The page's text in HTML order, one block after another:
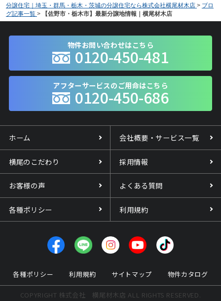
分譲住宅｜埼玉・群馬・栃木・茨城の分譲住宅なら株式会社横尾材木店 > ブロ
グ記事一覧 > 【佐野市・栃木市】最新分譲地情報｜横尾材木店
物件お問い合わせはこちら
0120-450-481
アフターサービスのご用命はこちら
0120-450-686
ホーム 会社概要・サービス一覧
横尾のこだわり 採用情報
お客様の声 よくある質問
各種ポリシー 利用規約
各種ポリシー 利用規約 サイトマップ 物件カタログ
COPYRIGHT 株式会社 横尾材木店 ALL RIGHTS RESERVED.